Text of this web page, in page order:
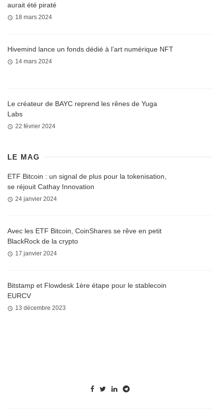
aurait été piraté
18 mars 2024
Hivemind lance un fonds dédié à l’art numérique NFT
14 mars 2024
Le créateur de BAYC reprend les rênes de Yuga
Labs
22 février 2024
LE MAG
ETF Bitcoin : un signal de plus pour la tokenisation,
se réjouit Cathay Innovation
24 janvier 2024
Avec les ETF Bitcoin, CoinShares se rêve en petit
BlackRock de la crypto
17 janvier 2024
Bitstamp et Flowdesk 1ère étape pour le stablecoin
EURCV
13 décembre 2023